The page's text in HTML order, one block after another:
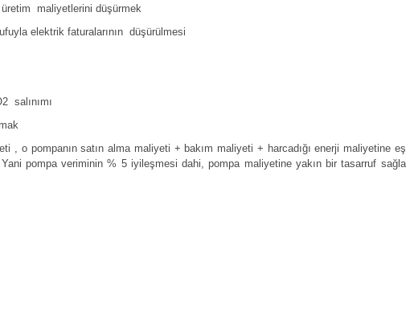
maliyetlerini düşürmek
elektrik faturalarının düşürülmesi
salınımı
pompanın satın alma maliyeti + bakım maliyeti + harcadığı enerji maliyetine
pompa veriminin % 5 iyileşmesi dahi, pompa maliyetine yakın bir tasarruf